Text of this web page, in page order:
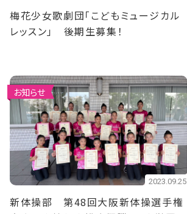
梅花少女歌劇団「こどもミュージカル
レッスン」 後期生募集！
お知らせ
2023.09.25
新体操部 第48回大阪新体操選手権